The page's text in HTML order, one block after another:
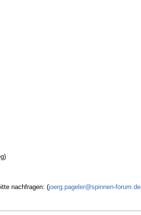
)
nachfragen: (joerg.pageler@spinnen-forum.de